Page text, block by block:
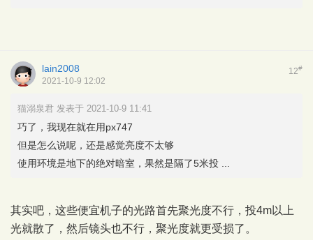
12#
lain2008
2021-10-9 12:02
猫溺泉君 发表于 2021-10-9 11:41
巧了，我现在就在用px747
但是怎么说呢，还是感觉亮度不太够
使用环境是地下的绝对暗室，果然是隔了5米投 ...
其实吧，这些便宜机子的光路首先聚光度不行，投4m以上
光就散了，然后镜头也不行，聚光度就更受损了。